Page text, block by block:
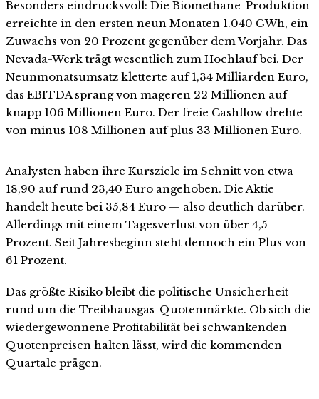
Besonders eindrucksvoll: Die Biomethane-Produktion
erreichte in den ersten neun Monaten 1.040 GWh, ein
Zuwachs von 20 Prozent gegenüber dem Vorjahr. Das
Nevada-Werk trägt wesentlich zum Hochlauf bei. Der
Neunmonatsumsatz kletterte auf 1,34 Milliarden Euro,
das EBITDA sprang von mageren 22 Millionen auf
knapp 106 Millionen Euro. Der freie Cashflow drehte
von minus 108 Millionen auf plus 33 Millionen Euro.
Analysten haben ihre Kursziele im Schnitt von etwa
18,90 auf rund 23,40 Euro angehoben. Die Aktie
handelt heute bei 35,84 Euro — also deutlich darüber.
Allerdings mit einem Tagesverlust von über 4,5
Prozent. Seit Jahresbeginn steht dennoch ein Plus von
61 Prozent.
Das größte Risiko bleibt die politische Unsicherheit
rund um die Treibhausgas-Quotenmärkte. Ob sich die
wiedergewonnene Profitabilität bei schwankenden
Quotenpreisen halten lässt, wird die kommenden
Quartale prägen.